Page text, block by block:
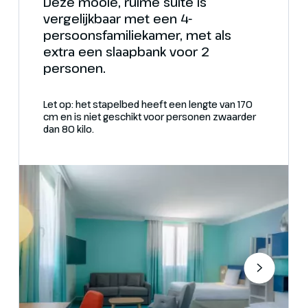
vergelijkbaar met een 4-
persoonsfamiliekamer, met als
extra een slaapbank voor 2
personen.
Let op: het stapelbed heeft een lengte van 170
cm en is niet geschikt voor personen zwaarder
dan 80 kilo.
Bekijk meer foto's
Bekijk meer foto's